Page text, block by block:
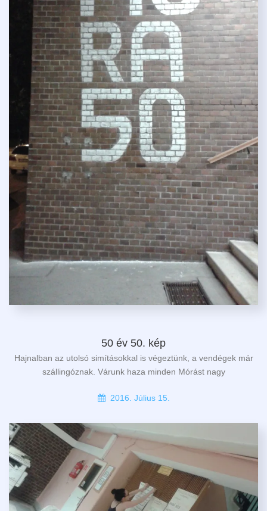
50 év 50. kép
Hajnalban az utolsó simításokkal is végeztünk, a vendégek már
szállingóznak. Várunk haza minden Mórást nagy
2016. Július 15.